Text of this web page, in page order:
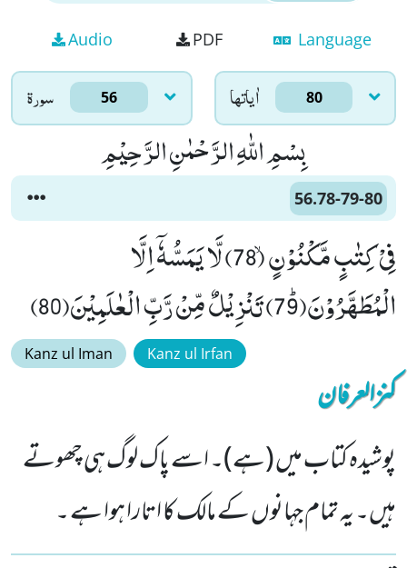
Audio PDF Language
سورۃ 56 اٰياتها 80
بِسْمِ اللّٰهِ الرَّحْمٰنِ الرَّحِیْمِ
56.78-79-80
فِیْ كِتٰبٍ مَّكْنُوْنٍۙ (78) لَّا یَمَسُّهٗۤ اِلَّا
الْمُطَهَّرُوْنَﭤ(79) تَنْزِیْلٌ مِّنْ رَّبِّ الْعٰلَمِیْنَ(80)
Kanz ul Iman Kanz ul Irfan
کنزالعرفان
پوشیدہ کتاب میں (ہے)۔ اسے پاک لوگ ہی چھوتے
ہیں۔ یہ تمام جہانوں کے مالک کا اتارا ہوا ہے ۔